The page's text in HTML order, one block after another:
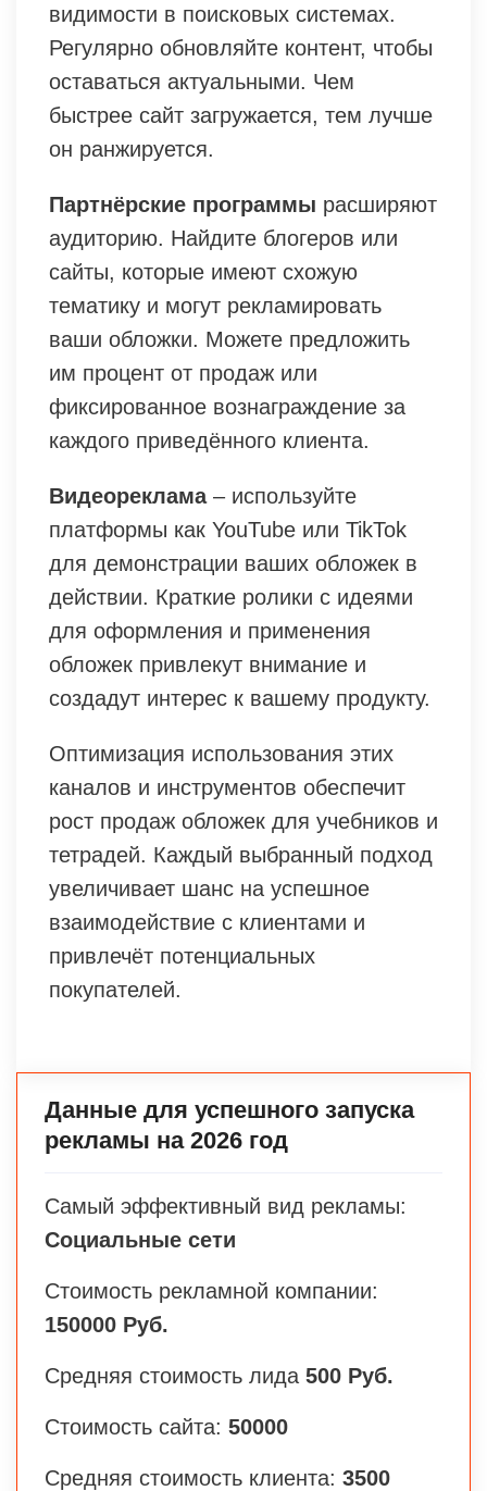
видимости в поисковых системах.
Регулярно обновляйте контент, чтобы
оставаться актуальными. Чем
быстрее сайт загружается, тем лучше
он ранжируется.
Партнёрские программы расширяют
аудиторию. Найдите блогеров или
сайты, которые имеют схожую
тематику и могут рекламировать
ваши обложки. Можете предложить
им процент от продаж или
фиксированное вознаграждение за
каждого приведённого клиента.
Видеореклама– используйте
платформы как YouTube или TikTok
для демонстрации ваших обложек в
действии. Краткие ролики с идеями
для оформления и применения
обложек привлекут внимание и
создадут интерес к вашему продукту.
Оптимизация использования этих
каналов и инструментов обеспечит
рост продаж обложек для учебников и
тетрадей. Каждый выбранный подход
увеличивает шанс на успешное
взаимодействие с клиентами и
привлечёт потенциальных
покупателей.
Данные для успешного запуска
рекламы на 2026 год
Самый эффективный вид рекламы:
Социальные сети
Стоимость рекламной компании:
150000 Руб.
Средняя стоимость лида 500 Руб.
Стоимость сайта: 50000
Средняя стоимость клиента: 3500